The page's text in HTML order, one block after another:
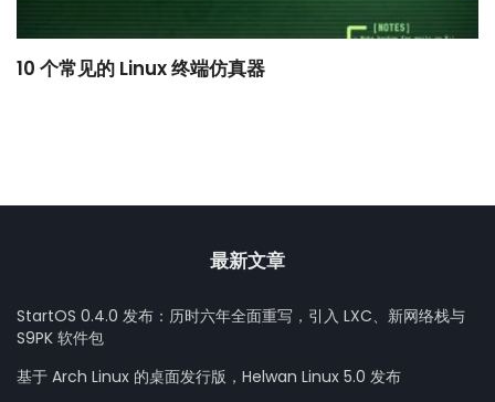
10 个常见的 Linux 终端仿真器
最新文章
StartOS 0.4.0 发布：历时六年全面重写，引入 LXC、新网络栈与
S9PK 软件包
基于 Arch Linux 的桌面发行版，Helwan Linux 5.0 发布